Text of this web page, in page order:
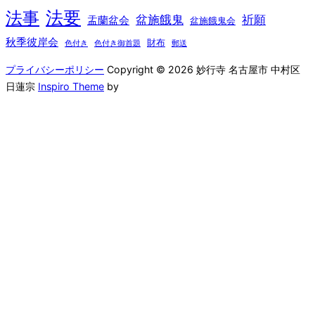
法事 法要 盂蘭盆会 盆施餓鬼 盆施餓鬼会 祈願
秋季彼岸会 色付き 色付き御首題 財布 郵送
プライバシーポリシー Copyright © 2026 妙行寺 名古屋市 中村区
日蓮宗 Inspiro Theme by